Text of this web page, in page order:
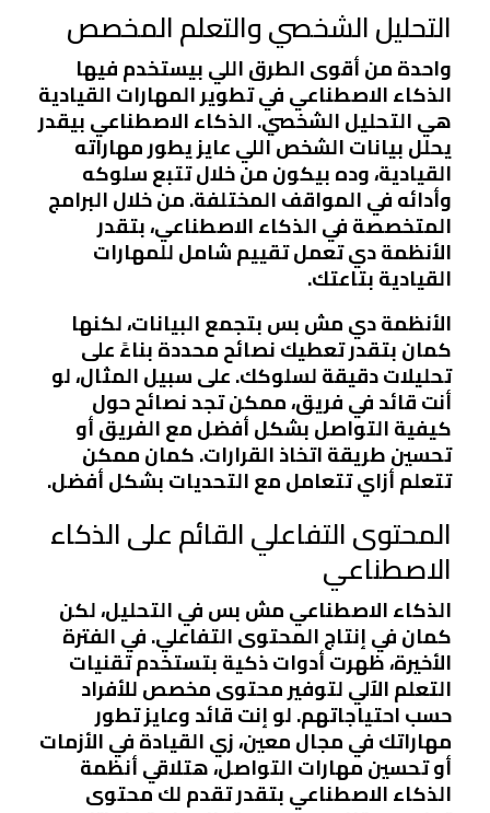
التحليل الشخصي والتعلم المخصص
واحدة من أقوى الطرق اللي بيستخدم فيها
الذكاء الاصطناعي في تطوير المهارات القيادية
هي التحليل الشخصي. الذكاء الاصطناعي بيقدر
يحلل بيانات الشخص اللي عايز يطور مهاراته
القيادية، وده بيكون من خلال تتبع سلوكه
وأدائه في المواقف المختلفة. من خلال البرامج
المتخصصة في الذكاء الاصطناعي، بتقدر
الأنظمة دي تعمل تقييم شامل للمهارات
القيادية بتاعتك.
الأنظمة دي مش بس بتجمع البيانات، لكنها
كمان بتقدر تعطيك نصائح محددة بناءً على
تحليلات دقيقة لسلوكك. على سبيل المثال، لو
أنت قائد في فريق، ممكن تجد نصائح حول
كيفية التواصل بشكل أفضل مع الفريق أو
تحسين طريقة اتخاذ القرارات. كمان ممكن
تتعلم أزاي تتعامل مع التحديات بشكل أفضل.
المحتوى التفاعلي القائم على الذكاء
الاصطناعي
الذكاء الاصطناعي مش بس في التحليل، لكن
كمان في إنتاج المحتوى التفاعلي. في الفترة
الأخيرة، ظهرت أدوات ذكية بتستخدم تقنيات
التعلم الآلي لتوفير محتوى مخصص للأفراد
حسب احتياجاتهم. لو إنت قائد وعايز تطور
مهاراتك في مجال معين، زي القيادة في الأزمات
أو تحسين مهارات التواصل، هتلاقي أنظمة
الذكاء الاصطناعي بتقدر تقدم لك محتوى